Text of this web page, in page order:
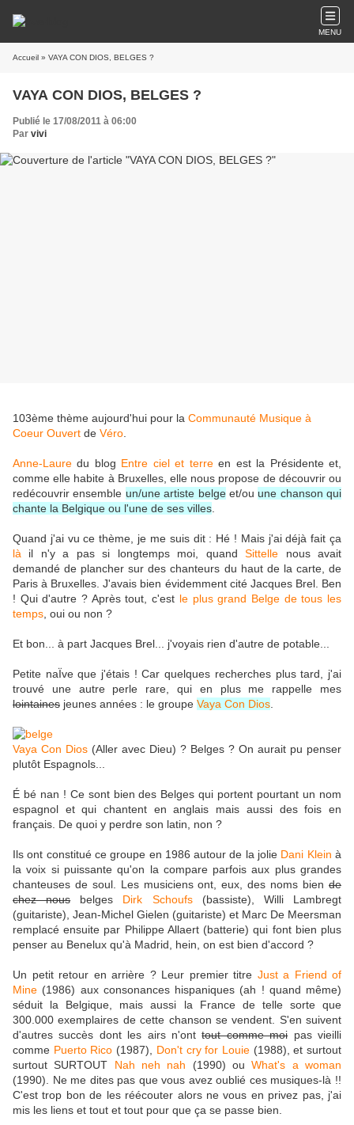
MENU
Accueil » VAYA CON DIOS, BELGES ?
VAYA CON DIOS, BELGES ?
Publié le 17/08/2011 à 06:00
Par vivi
103ème thème aujourd'hui pour la Communauté Musique à
Coeur Ouvert de Véro
Anne-Laure du blog Entre ciel et terreen est la Présidente et,
comme elle habite à Bruxelles, elle nous propose de découvrir ou
redécouvrir ensemble un/une artiste belgeet/ou une chanson qui
chante la Belgique ou l'une de ses villes
Quand j'ai vu ce thème, je me suis dit : Hé ! Mais j'ai déjà fait ça
là il n'y a pas si longtemps moi, quandSittelle nous avait
demandé de plancher sur des chanteurs du haut de la carte, de
Paris à Bruxelles. J'avais bien évidemment cité Jacques Brel. Ben
! Qui d'autre ? Après tout, c'est le plus grand Belge de tous les
temps , oui ou non ?
Et bon... à part Jacques Brel... j'voyais rien d'autre de potable...
Petite naÏve que j'étais ! Car quelques recherches plus tard, j'ai
trouvé une autre perle rare, qui en plus me rappelle mes
lointaines jeunes années : le groupe Vaya Con Dios
Vaya Con Dios (Aller avec Dieu) ? Belges ? On aurait pu penser
plutôt Espagnols...
É bé nan ! Ce sont bien des Belges qui portent pourtant un nom
espagnol et qui chantent en anglais mais aussi des fois en
français. De quoi y perdre son latin, non ?
Ils ont constitué ce groupe en 1986 autour de la jolie Dani Klein à
la voix si puissante qu'on la compare parfois aux plus grandes
chanteuses de soul. Les musiciens ont, eux, des noms bien de
chez nousbelges Dirk Schoufs(bassiste), Willi Lambregt
(guitariste), Jean-Michel Gielen (guitariste) et Marc De Meersman
remplacé ensuite par Philippe Allaert (batterie) qui font bien plus
penser au Benelux qu'à Madrid, hein, on est bien d'accord ?
Un petit retour en arrière ? Leur premier titre Just a Friend of
Mine (1986) aux consonances hispaniques (ah ! quand même)
séduit la Belgique, mais aussi la France de telle sorte que
300.000 exemplaires de cette chanson se vendent. S'en suivent
d'autres succès dont les airs n'onttout comme moipas vieilli
comme Puerto Rico (1987), Don't cry for Louie(1988), et surtout
surtout SURTOUT Nah neh nah (1990) ouWhat's a woman
(1990). Ne me dites pas que vous avez oublié ces musiques-là !!
C'est trop bon de les réécouter alors ne vous en privez pas, j'ai
mis les liens et tout et tout pour que ça se passe bien.